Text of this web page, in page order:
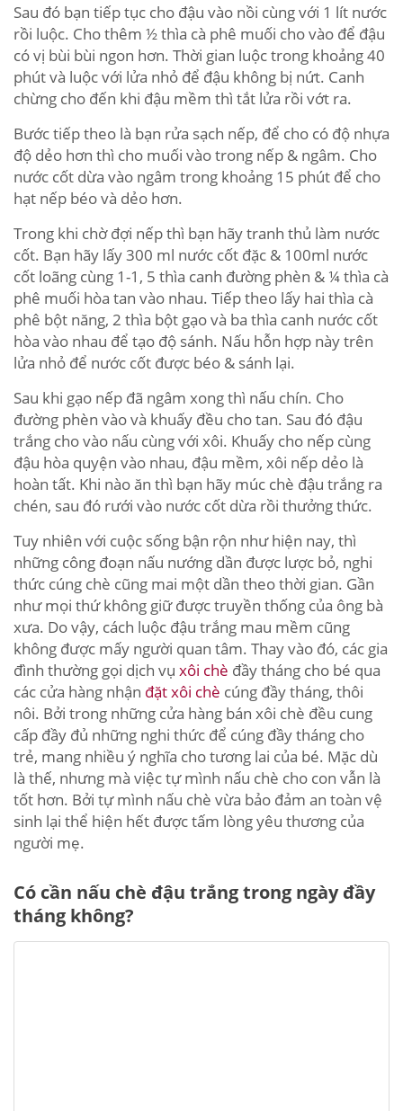
Sau đó bạn tiếp tục cho đậu vào nồi cùng với 1 lít nước
rồi luộc. Cho thêm ½ thìa cà phê muối cho vào để đậu
có vị bùi bùi ngon hơn. Thời gian luộc trong khoảng 40
phút và luộc với lửa nhỏ để đậu không bị nứt. Canh
chừng cho đến khi đậu mềm thì tắt lửa rồi vớt ra.
Bước tiếp theo là bạn rửa sạch nếp, để cho có độ nhựa
độ dẻo hơn thì cho muối vào trong nếp & ngâm. Cho
nước cốt dừa vào ngâm trong khoảng 15 phút để cho
hạt nếp béo và dẻo hơn.
Trong khi chờ đợi nếp thì bạn hãy tranh thủ làm nước
cốt. Bạn hãy lấy 300 ml nước cốt đặc & 100ml nước
cốt loãng cùng 1-1, 5 thìa canh đường phèn & ¼ thìa cà
phê muối hòa tan vào nhau. Tiếp theo lấy hai thìa cà
phê bột năng, 2 thìa bột gạo và ba thìa canh nước cốt
hòa vào nhau để tạo độ sánh. Nấu hỗn hợp này trên
lửa nhỏ để nước cốt được béo & sánh lại.
Sau khi gạo nếp đã ngâm xong thì nấu chín. Cho
đường phèn vào và khuấy đều cho tan. Sau đó đậu
trắng cho vào nấu cùng với xôi. Khuấy cho nếp cùng
đậu hòa quyện vào nhau, đậu mềm, xôi nếp dẻo là
hoàn tất. Khi nào ăn thì bạn hãy múc chè đậu trắng ra
chén, sau đó rưới vào nước cốt dừa rồi thưởng thức.
Tuy nhiên với cuộc sống bận rộn như hiện nay, thì
những công đoạn nấu nướng dần được lược bỏ, nghi
thức cúng chè cũng mai một dần theo thời gian. Gần
như mọi thứ không giữ được truyền thống của ông bà
xưa. Do vậy, cách luộc đậu trắng mau mềm cũng
không được mấy người quan tâm. Thay vào đó, các gia
đình thường gọi dịch vụ xôi chè đầy tháng cho bé qua
các cửa hàng nhận đặt xôi chè cúng đầy tháng, thôi
nôi. Bởi trong những cửa hàng bán xôi chè đều cung
cấp đầy đủ những nghi thức để cúng đầy tháng cho
trẻ, mang nhiều ý nghĩa cho tương lai của bé. Mặc dù
là thế, nhưng mà việc tự mình nấu chè cho con vẫn là
tốt hơn. Bởi tự mình nấu chè vừa bảo đảm an toàn vệ
sinh lại thể hiện hết được tấm lòng yêu thương của
người mẹ.
Có cần nấu chè đậu trắng trong ngày đầy
tháng không?